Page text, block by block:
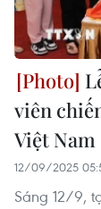
viên
Việt Nam
12/09/2025
Sáng 12/9,